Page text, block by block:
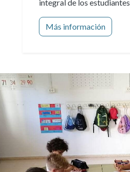
integral de los estudiantes
Más información